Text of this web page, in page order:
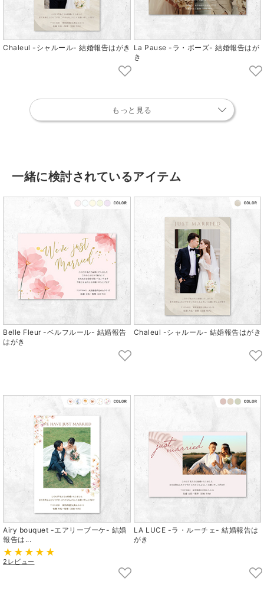
Chaleul -シャルール- 結婚報告はがき La Pause -ラ・ポーズ- 結婚報告はが
き
もっと見る
一緒に検討されているアイテム
Belle Fleur -ベルフルール- 結婚報告
はがき
Chaleul -シャルール- 結婚報告はがき
Airy bouquet -エアリーブーケ- 結婚
報告は...
2レビュー
LA LUCE -ラ・ルーチェ- 結婚報告は
がき